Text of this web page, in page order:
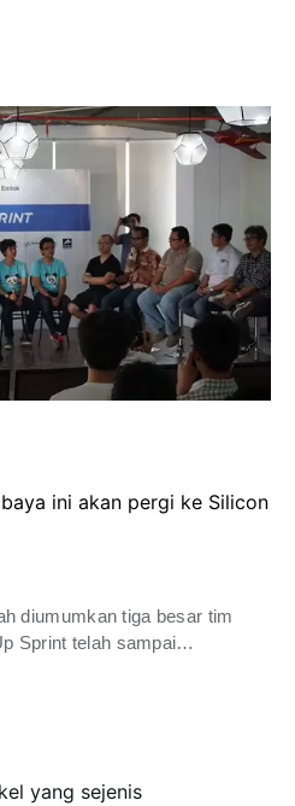
ini akan pergi ke Silicon
diumumkan tiga besar tim
Sprint telah sampai…
yang sejenis